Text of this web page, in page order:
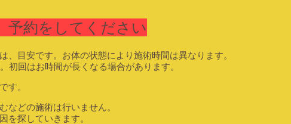
予約をしてください
目安です。お体の状態により施術時間は異なります。
回はお時間が長くなる場合があります。
す。
などの施術は行いません。
探していきます。